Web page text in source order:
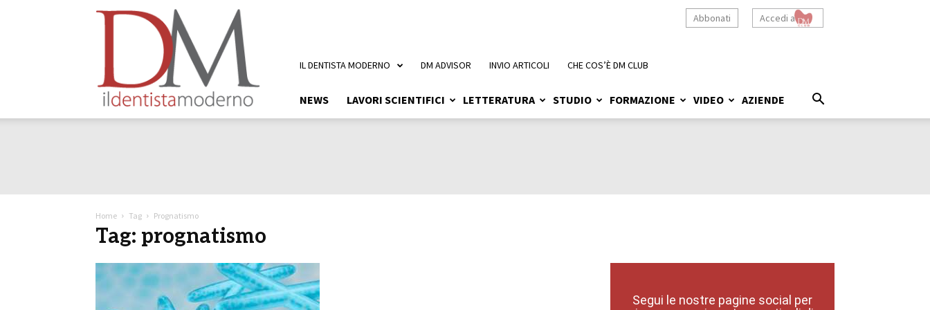
Accedi a
Abbonati
NEWS LAVORI SCIENTIFICI LETTERATURA STUDIO FORMAZIONE VIDEO AZIENDE
IL DENTISTA MODERNO DM ADVISOR INVIO ARTICOLI CHE COS’È DM CLUB
Home Tag Prognatismo
Tag: prognatismo
Segui le nostre pagine social per